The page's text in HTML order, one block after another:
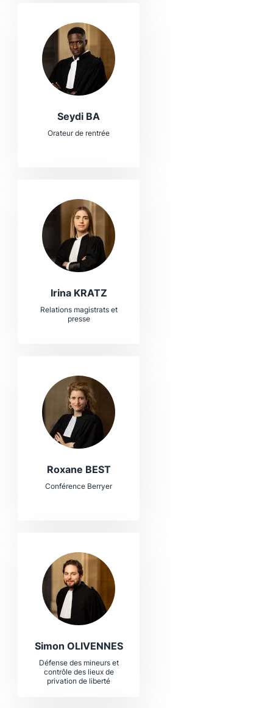
Seydi BA
Orateur de rentrée
Irina KRATZ
Relations magistrats et
presse
Roxane BEST
Conférence Berryer
Simon OLIVENNES
Défense des mineurs et
contrôle des lieux de
privation de liberté